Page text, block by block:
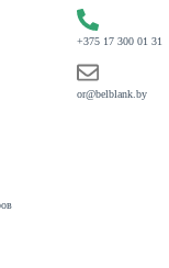
+375 17 300 01 31
or@belblank.by